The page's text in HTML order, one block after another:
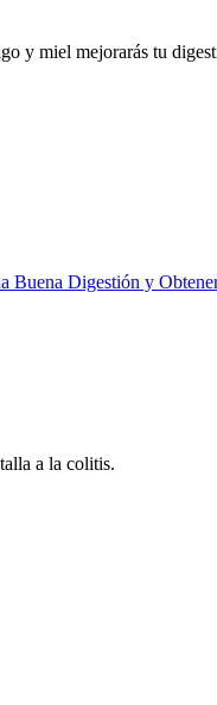
y miel mejorarás tu
Buena Digestión y
a la colitis.